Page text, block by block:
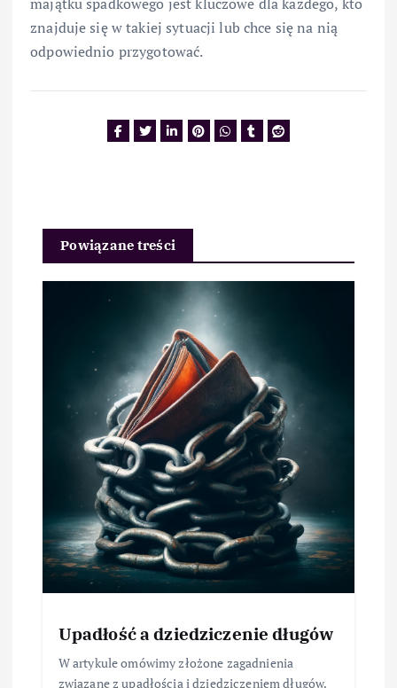
znajduje się w takiej sytuacji lub chce się na nią
odpowiednio przygotować.
Powiązane treści
Upadłość a dziedziczenie długów
W artykule omówimy złożone zagadnienia
związane z upadłością i dziedziczeniem długów.